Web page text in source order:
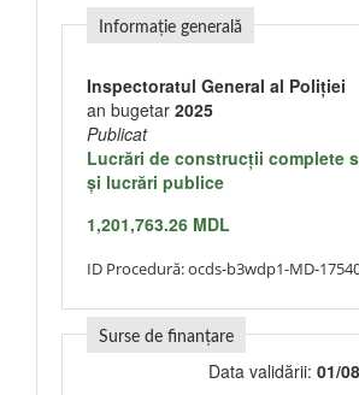
Informație generală
Inspectoratul General al Poliției
an bugetar 2025
Publicat
Lucrări de construcţii complete
şi lucrări publice
1,201,763.26 MDL
ID Procedură:ocds-b3wdp1-MD-
Surse de finanțare
Data validării: 01/